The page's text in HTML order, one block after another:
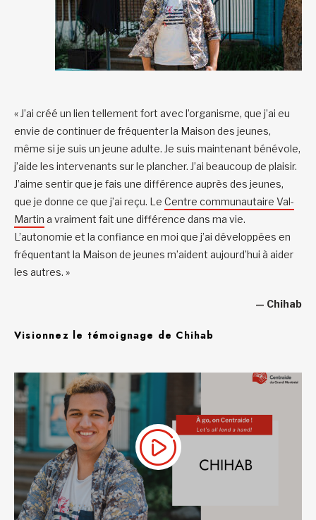
« J’ai créé un lien tellement fort avec l’organisme, que j’ai eu
envie de continuer de fréquenter la Maison des jeunes,
même si je suis un jeune adulte. Je suis maintenant bénévole,
j’aide les intervenants sur le plancher. J’ai beaucoup de plaisir.
J’aime sentir que je fais une différence auprès des jeunes,
que je donne ce que j’ai reçu. Le Centre communautaire Val-
Martin a vraiment fait une différence dans ma vie.
L’autonomie et la confiance en moi que j’ai développées en
fréquentant la Maison de jeunes m’aident aujourd’hui à aider
les autres.­ »
— Chihab
Visionnez le témoignage de Chihab